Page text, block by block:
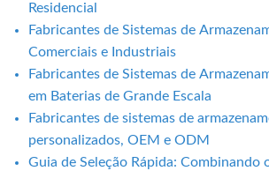
Residencial
Fabricantes de Sistemas de
Comerciais e Industriais
Fabricantes de Sistemas de
em Baterias de Grande Escala
Fabricantes de sistemas de
personalizados, OEM e ODM
Guia de Seleção Rápida: Combinando